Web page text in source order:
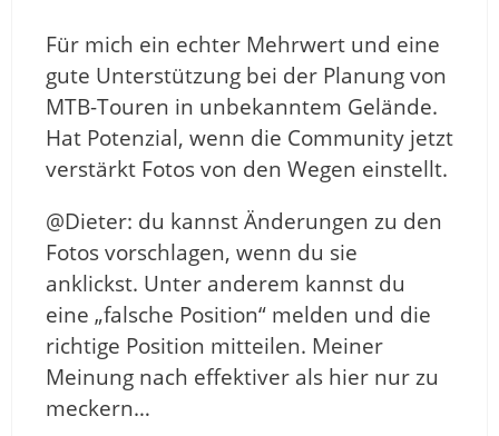
Für mich ein echter Mehrwert und eine
gute Unterstützung bei der Planung von
MTB-Touren in unbekanntem Gelände.
Hat Potenzial, wenn die Community jetzt
verstärkt Fotos von den Wegen einstellt.
@Dieter: du kannst Änderungen zu den
Fotos vorschlagen, wenn du sie
anklickst. Unter anderem kannst du
eine „falsche Position“ melden und die
richtige Position mitteilen. Meiner
Meinung nach effektiver als hier nur zu
meckern…